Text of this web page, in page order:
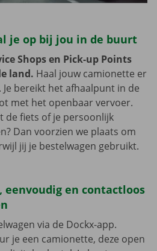
je op bij jou in de buurt
Shops en Pick-up Points
land. Haal jouw camionette er
bereikt het afhaalpunt in de
met het openbaar vervoer.
de fiets of je persoonlijk
Dan voorzien we plaats om
jij je bestelwagen gebruikt.
eenvoudig en contactloos
via de Dockx-app.
je een camionette, deze open